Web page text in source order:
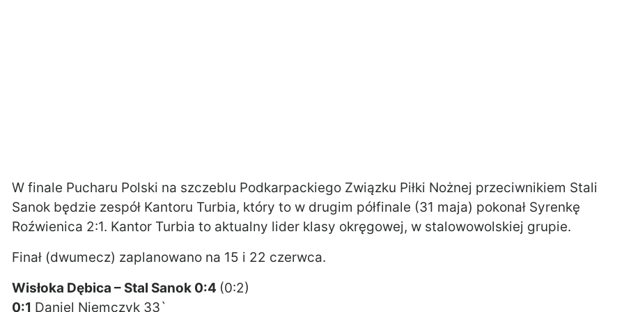
W finale Pucharu Polski na szczeblu Podkarpackiego Związku Piłki Nożnej przeciwnikiem Stali
Sanok będzie zespół Kantoru Turbia, który to w drugim półfinale (31 maja) pokonał Syrenkę
Roźwienica 2:1. Kantor Turbia to aktualny lider klasy okręgowej, w stalowowolskiej grupie.
Finał (dwumecz) zaplanowano na 15 i 22 czerwca.
Wisłoka Dębica – Stal Sanok 0:4 (0:2)
0:1 Daniel Niemczyk 33`